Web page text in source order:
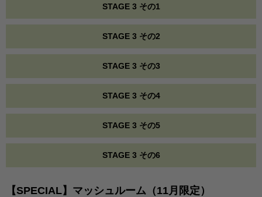
STAGE 3 その1
STAGE 3 その2
STAGE 3 その3
STAGE 3 その4
STAGE 3 その5
STAGE 3 その6
【SPECIAL】マッシュルーム（11月限定）